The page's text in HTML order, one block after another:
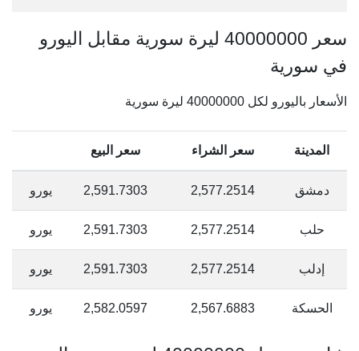
سعر 40000000 ليرة سورية مقابل اليورو
في سورية
الأسعار باليورو لكل 40000000 ليرة سورية
المدينة سعر الشراء سعر البيع
دمشق 2,577.2514
2,591.7303 يورو
حلب 2,577.2514
2,591.7303 يورو
إدلب 2,577.2514
2,591.7303 يورو
الحسكة 2,567.6883
2,582.0597 يورو